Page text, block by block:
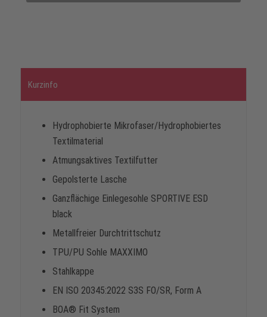
Kurzinfo
Hydrophobierte Mikrofaser/Hydrophobiertes
Textilmaterial
Atmungsaktives Textilfutter
Gepolsterte Lasche
Ganzflächige Einlegesohle SPORTIVE ESD
black
Metallfreier Durchtrittschutz
TPU/PU Sohle MAXXIMO
Stahlkappe
EN ISO 20345:2022 S3S FO/SR, Form A
BOA® Fit System